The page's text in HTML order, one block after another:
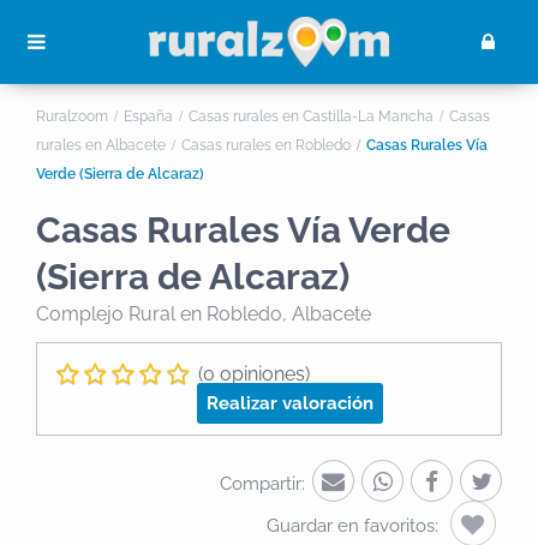
Ruralzoom España Casas rurales en Castilla-La Mancha
Casas
rurales en Albacete
Casas rurales en Robledo
Casas Rurales Vía
Verde (Sierra de Alcaraz)
Casas Rurales Vía Verde
(Sierra de Alcaraz)
Complejo Ruralen Robledo, Albacete
(0 opiniones)
Realizar valoración
Compartir:
Guardar en favoritos: